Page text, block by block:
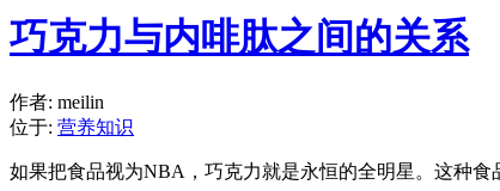
巧克力与内啡肽之间的关系
作者: meilin
位于: 营养知识
如果把食品视为NBA，巧克力就是永恒的全明星。这种